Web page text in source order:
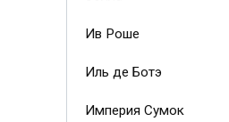
Ив Роше
Иль де Ботэ
Империя Сумок